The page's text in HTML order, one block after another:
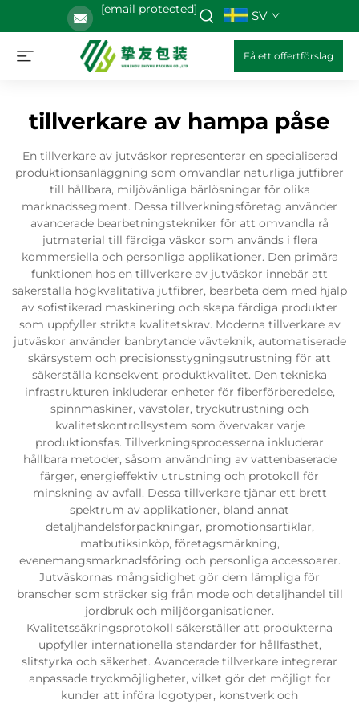
[email protected] SV
Få ett offertförslag
tillverkare av hampa påse
En tillverkare av jutväskor representerar en specialiserad
produktionsanläggning som omvandlar naturliga jutfibrer
till hållbara, miljövänliga bärlösningar för olika
marknadssegment. Dessa tillverkningsföretag använder
avancerade bearbetningstekniker för att omvandla rå
jutmaterial till färdiga väskor som används i flera
kommersiella och personliga applikationer. Den primära
funktionen hos en tillverkare av jutväskor innebär att
säkerställa högkvalitativa jutfibrer, bearbeta dem med hjälp
av sofistikerad maskinering och skapa färdiga produkter
som uppfyller strikta kvalitetskrav. Moderna tillverkare av
jutväskor använder banbrytande vävteknik, automatiserade
skärsystem och precisionsstygningsutrustning för att
säkerställa konsekvent produktkvalitet. Den tekniska
infrastrukturen inkluderar enheter för fiberförberedelse,
spinnmaskiner, vävstolar, tryckutrustning och
kvalitetskontrollsystem som övervakar varje
produktionsfas. Tillverkningsprocesserna inkluderar
hållbara metoder, såsom användning av vattenbaserade
färger, energieffektiv utrustning och protokoll för
minskning av avfall. Dessa tillverkare tjänar ett brett
spektrum av applikationer, bland annat
detaljhandelsförpackningar, promotionsartiklar,
matbutiksinköp, företagsmärkning,
evenemangsmarknadsföring och personliga accessoarer.
Jutväskornas mångsidighet gör dem lämpliga för
branscher som sträcker sig från mode och detaljhandel till
jordbruk och miljöorganisationer.
Kvalitetssäkringsprotokoll säkerställer att produkterna
uppfyller internationella standarder för hållfasthet,
slitstyrka och säkerhet. Avancerade tillverkare integrerar
anpassade tryckmöjligheter, vilket gör det möjligt for
kunder att införa logotyper, konstverk och